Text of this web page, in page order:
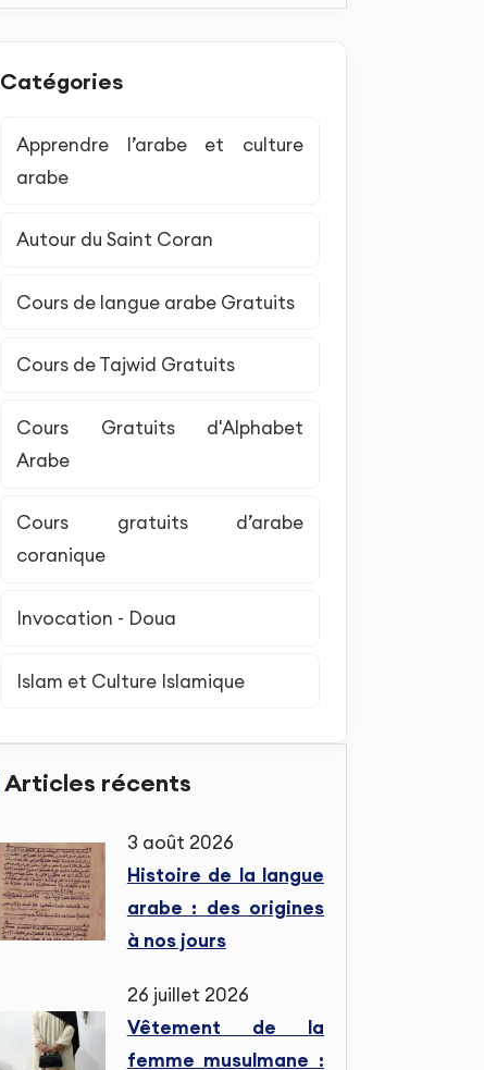
Catégories
Apprendre l’arabe et culture
arabe
Autour du Saint Coran
Cours de langue arabe Gratuits
Cours de Tajwid Gratuits
Cours Gratuits d'Alphabet
Arabe
Cours gratuits d’arabe
coranique
Invocation - Doua
Islam et Culture Islamique
Articles récents
3 août 2026
Histoire de la langue
arabe : des origines
à nos jours
26 juillet 2026
Vêtement de la
femme musulmane :